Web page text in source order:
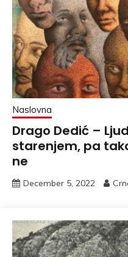
Naslovna
Drago Dedić –
starenjem, pa
ne
December 5, 2022